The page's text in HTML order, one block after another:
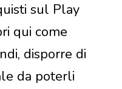
sul Play
qui come
disporre di
da poterli